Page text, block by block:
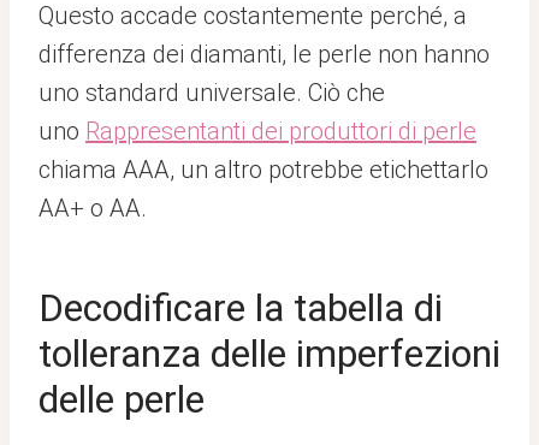
Questo accade costantemente perché, a
differenza dei diamanti, le perle non hanno
uno standard universale. Ciò che
uno Rappresentanti dei produttori di perle
chiama AAA, un altro potrebbe etichettarlo
AA+ o AA.
Decodificare la tabella di
tolleranza delle imperfezioni
delle perle